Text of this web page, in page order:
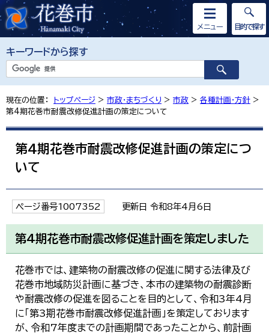
キーワードから探す
メニュー 目的で探す
現在の位置： トップページ > 市政・まちづくり > 市政 > 各種計画・方針 >
第4期花巻市耐震改修促進計画の策定について
第4期花巻市耐震改修促進計画の策定につ
いて
ページ番号1007352 更新日 令和8年4月6日
第4期花巻市耐震改修促進計画を策定しました
花巻市では、建築物の耐震改修の促進に関する法律及び
花巻市地域防災計画に基づき、本市の建築物の耐震診断
や耐震改修の促進を図ることを目的として、令和3年4月
に「第3期花巻市耐震改修促進計画」を策定しております
が、令和7年度までの計画期間であったことから、前計画